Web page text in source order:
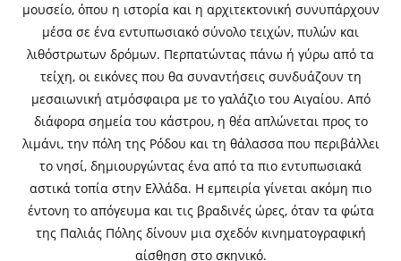
μουσείο, όπου η ιστορία και η αρχιτεκτονική συνυπάρχουν
μέσα σε ένα εντυπωσιακό σύνολο τειχών, πυλών και
λιθόστρωτων δρόμων. Περπατώντας πάνω ή γύρω από τα
τείχη, οι εικόνες που θα συναντήσεις συνδυάζουν τη
μεσαιωνική ατμόσφαιρα με το γαλάζιο του Αιγαίου. Από
διάφορα σημεία του κάστρου, η θέα απλώνεται προς το
λιμάνι, την πόλη της Ρόδου και τη θάλασσα που περιβάλλει
το νησί, δημιουργώντας ένα από τα πιο εντυπωσιακά
αστικά τοπία στην Ελλάδα. Η εμπειρία γίνεται ακόμη πιο
έντονη το απόγευμα και τις βραδινές ώρες, όταν τα φώτα
της Παλιάς Πόλης δίνουν μια σχεδόν κινηματογραφική
αίσθηση στο σκηνικό.